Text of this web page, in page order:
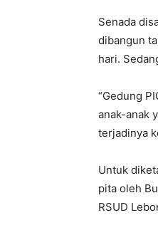
Senada
dibangun
hari.
“Gedung
anak-anak
terjadinya
Untuk
pita oleh
RSUD